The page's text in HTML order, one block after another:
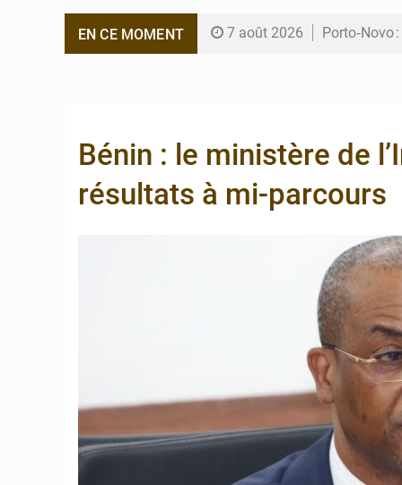
EN CE MOMENT 7 août 2026 Porto‑Novo
6 août 2026 Bénin et
6 août 2026 Bénin : Le
Bénin : le ministère de
résultats à mi-parcours